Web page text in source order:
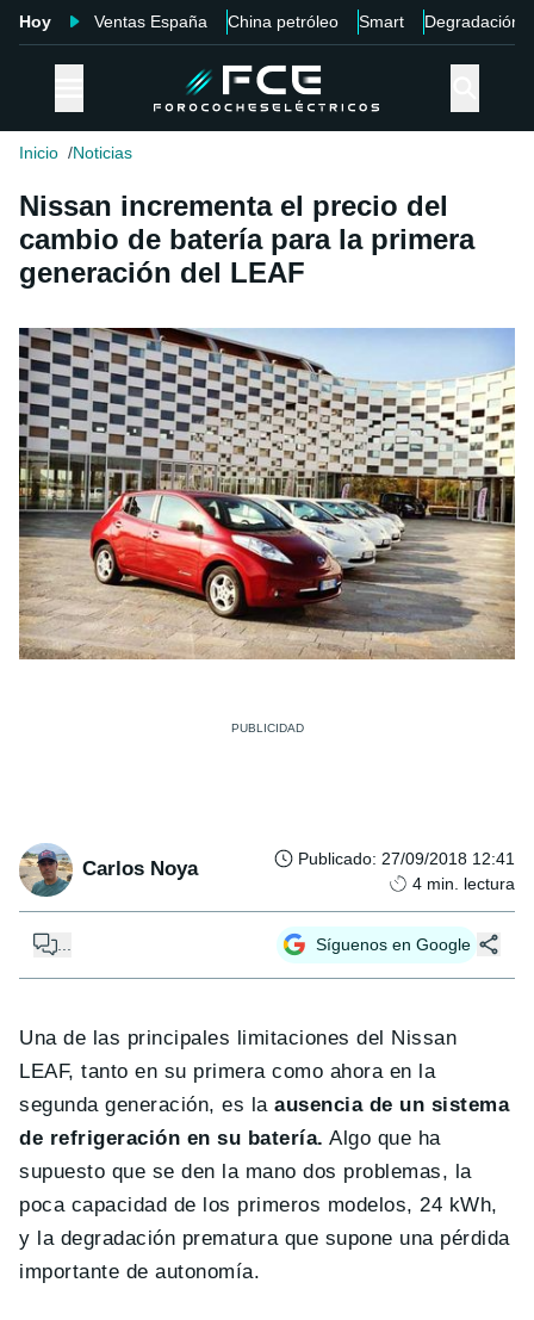
Hoy Ventas España China petróleo Smart Degradación
Inicio Noticias
Nissan incrementa el precio del
cambio de batería para la primera
generación del LEAF
Carlos Noya Publicado: 27/09/2018 12:41
4 min. lectura
Síguenos en Google
Una de las principales limitaciones del Nissan
LEAF, tanto en su primera como ahora en la
segunda generación, es laausencia de un sistema
de refrigeración en su batería. Algo que ha
supuesto que se den la mano dos problemas, la
poca capacidad de los primeros modelos, 24 kWh,
y la degradación prematura que supone una pérdida
importante de autonomía.